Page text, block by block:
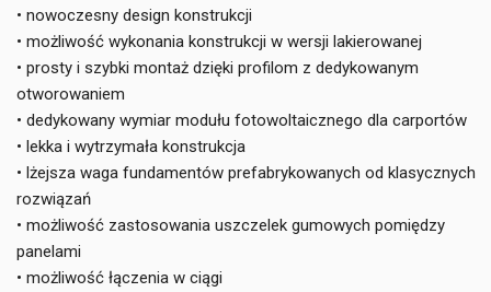
• nowoczesny design konstrukcji
• możliwość wykonania konstrukcji w wersji lakierowanej
• prosty i szybki montaż dzięki profilom z dedykowanym
otworowaniem
• dedykowany wymiar modułu fotowoltaicznego dla carportów
• lekka i wytrzymała konstrukcja
• lżejsza waga fundamentów prefabrykowanych od klasycznych
rozwiązań
• możliwość zastosowania uszczelek gumowych pomiędzy
panelami
• możliwość łączenia w ciągi